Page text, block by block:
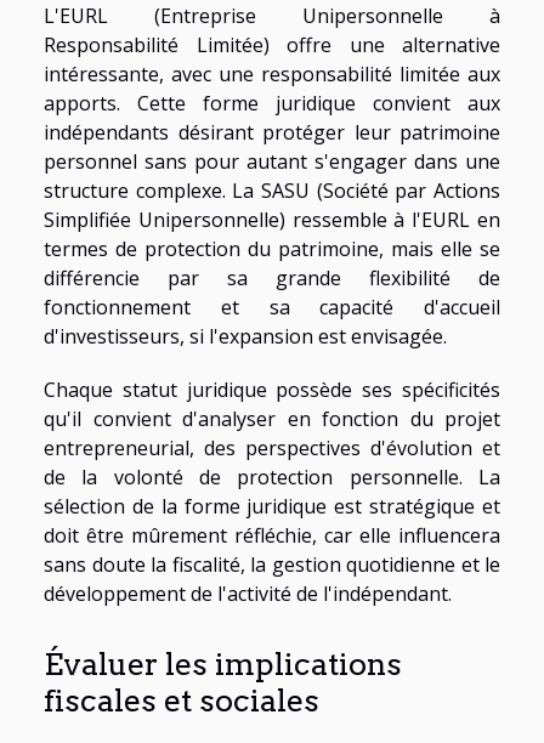
L'EURL (Entreprise Unipersonnelle à
Responsabilité Limitée) offre une alternative
intéressante, avec une responsabilité limitée aux
apports. Cette forme juridique convient aux
indépendants désirant protéger leur patrimoine
personnel sans pour autant s'engager dans une
structure complexe. La SASU (Société par Actions
Simplifiée Unipersonnelle) ressemble à l'EURL en
termes de protection du patrimoine, mais elle se
différencie par sa grande flexibilité de
fonctionnement et sa capacité d'accueil
d'investisseurs, si l'expansion est envisagée.
Chaque statut juridique possède ses spécificités
qu'il convient d'analyser en fonction du projet
entrepreneurial, des perspectives d'évolution et
de la volonté de protection personnelle. La
sélection de la forme juridique est stratégique et
doit être mûrement réfléchie, car elle influencera
sans doute la fiscalité, la gestion quotidienne et le
développement de l'activité de l'indépendant.
Évaluer les implications
fiscales et sociales